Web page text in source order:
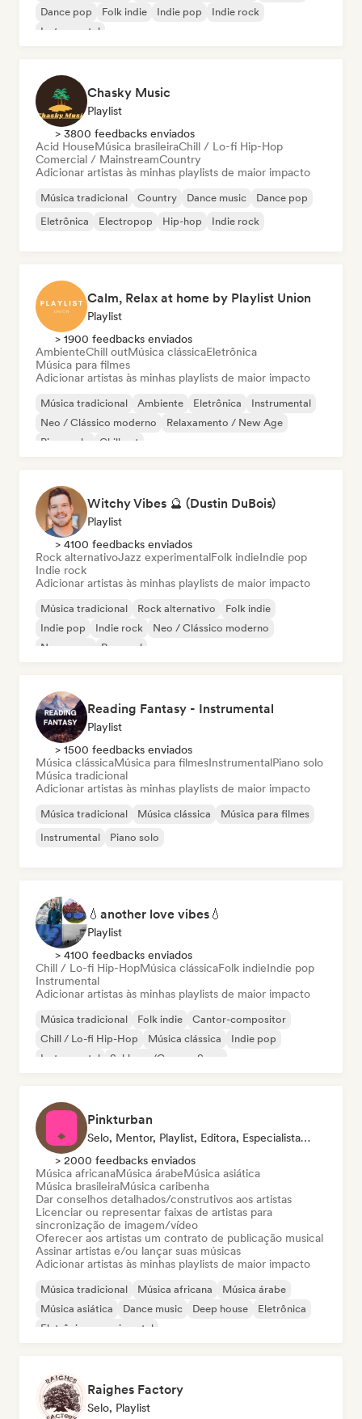
Dance pop
Folk indie Indie pop
Indie rock
Instrumental
Chasky Music
Playlist
> 3800 feedbacks enviados
Acid HouseMúsica brasileiraChill / Lo-fi Hip-Hop
Comercial / MainstreamCountry
Adicionar artistas às minhas playlists de maior impacto
Música tradicional Country Dance music
Dance pop
Eletrônica
Electropop Hip-hop Indie rock
Calm, Relax at home by Playlist Union
Playlist
> 1900 feedbacks enviados
AmbienteChill outMúsica clássicaEletrônica
Música para filmes
Adicionar artistas às minhas playlists de maior impacto
Música tradicional Ambiente Eletrônica
Instrumental
Neo / Clássico moderno
Relaxamento / New Age
Piano solo
Chill out
Witchy Vibes 🔮 (Dustin DuBois)
Playlist
> 4100 feedbacks enviados
Rock alternativoJazz experimentalFolk indieIndie pop
Indie rock
Adicionar artistas às minhas playlists de maior impacto
Música tradicional Rock alternativo
Folk indie
Indie pop
Indie rock
Neo / Clássico moderno
New wave
Pop soul
Reading Fantasy - Instrumental
Playlist
> 1500 feedbacks enviados
Música clássicaMúsica para filmesInstrumentalPiano solo
Música tradicional
Adicionar artistas às minhas playlists de maior impacto
Música tradicional Música clássica
Música para filmes
Instrumental
Piano solo
💧another love vibes💧
Playlist
> 4100 feedbacks enviados
Chill / Lo-fi Hip-HopMúsica clássicaFolk indieIndie pop
Instrumental
Adicionar artistas às minhas playlists de maior impacto
Música tradicional Folk indie
Cantor-compositor
Chill / Lo-fi Hip-Hop
Música clássica
Indie pop
Instrumental
Schlager/German Song
Pinkturban
Selo, Mentor, Playlist, Editora, Especialista Em Sincronização
> 2000 feedbacks enviados
Música africanaMúsica árabeMúsica asiática
Música brasileiraMúsica caribenha
Dar conselhos detalhados/construtivos aos artistas
Licenciar ou representar faixas de artistas para
sincronização de imagem/vídeo
Oferecer aos artistas um contrato de publicação musical
Assinar artistas e/ou lançar suas músicas
Adicionar artistas às minhas playlists de maior impacto
Música tradicional Música africana
Música árabe
Música asiática
Dance music Deep house
Eletrônica
Eletrônica experimental
Raighes Factory
Selo, Playlist